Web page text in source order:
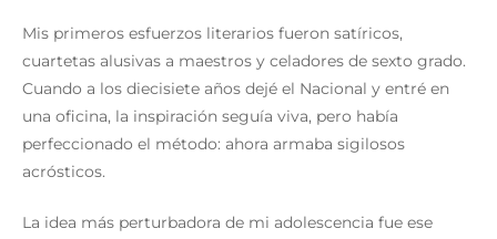
Mis primeros esfuerzos literarios fueron satíricos,
cuartetas alusivas a maestros y celadores de sexto grado.
Cuando a los diecisiete años dejé el Nacional y entré en
una oficina, la inspiración seguía viva, pero había
perfeccionado el método: ahora armaba sigilosos
acrósticos.
La idea más perturbadora de mi adolescencia fue ese